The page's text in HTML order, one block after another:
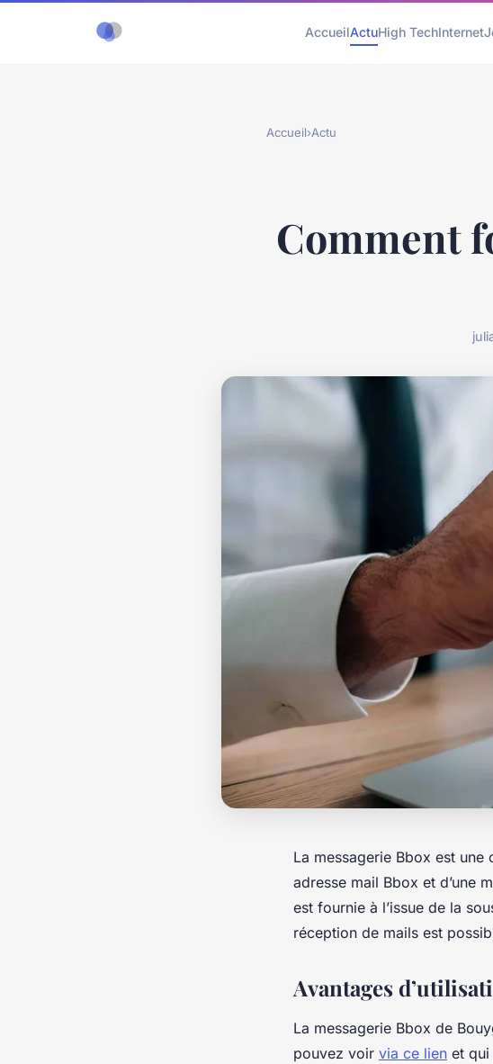
AccueilActuHigh TechInternet
Accueil›Actu
Comment
La messagerie Bbox est
adresse mail Bbox et d’une
est fournie à l’issue de la
réception de mails est
Avantages
La messagerie Bbox de
pouvez voir via ce lien et qui